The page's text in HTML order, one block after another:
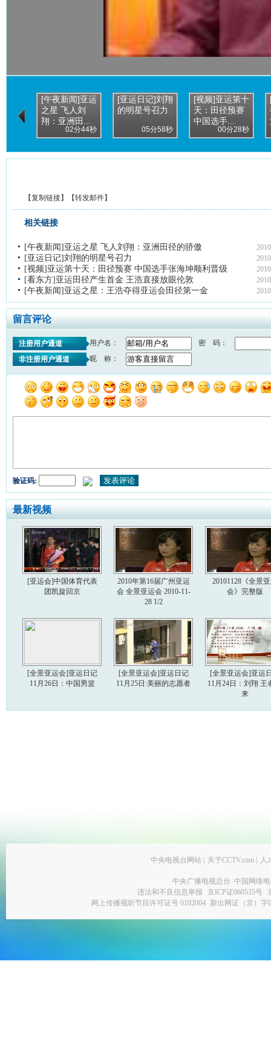
[午夜新闻]亚运
之星 飞人刘
翔：亚洲田...
02分44秒
[亚运日记]刘翔
的明星号召力
05分58秒
[视频]亚运第十
天：田径预赛
中国选手...
00分28秒
【复制链接】【转发邮件】
相关链接
[午夜新闻]亚运之星 飞人刘翔：亚洲田径的骄傲
[亚运日记]刘翔的明星号召力
[视频]亚运第十天：田径预赛 中国选手张海坤顺利晋级
[看东方]亚运田径产生首金 王浩直接放眼伦敦
[午夜新闻]亚运之星：王浩夺得亚运会田径第一金
留言评论
注册用户通道 用户名：
密 码：
非注册用户通道
昵 称：
验证码:
最新视频
[亚运会]中国体育代表
团凯旋回京
2010年第16届广州亚运
会 全景亚运会 2010-11-
28 1/2
20101128《全景
会》完整版
[全景亚运会]亚运日记
11月26日：中国男篮
[全景亚运会]亚运日记
11月25日:美丽的志愿者
[全景亚运会]亚运
11月24日：刘翔 王
来
中央电视台网站 关于CCTV.com 人
中央广播电视总台 中国网络
违法和不良信息举报
京ICP证060535号
网上传播视听节目许可证号 0102004 新出网证（京）